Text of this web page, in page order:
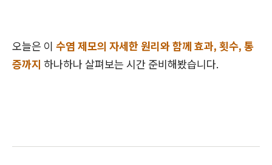
오늘은 이 수염 제모의 자세한 원리와 함께 효과, 횟수, 통
증까지 하나하나 살펴보는 시간 준비해봤습니다.